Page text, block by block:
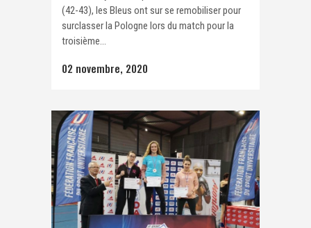
(42-43), les Bleus ont sur se remobiliser pour
surclasser la Pologne lors du match pour la
troisième...
02 novembre, 2020